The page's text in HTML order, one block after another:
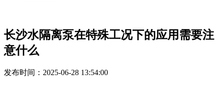
长沙水隔离泵在特殊工况下的应用需要注
意什么
发布时间：2025-06-28 13:54:00